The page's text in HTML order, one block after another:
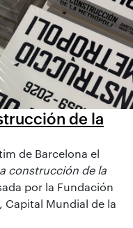
de la
de Barcelona el
construcción de la
por la Fundación
Capital Mundial de la